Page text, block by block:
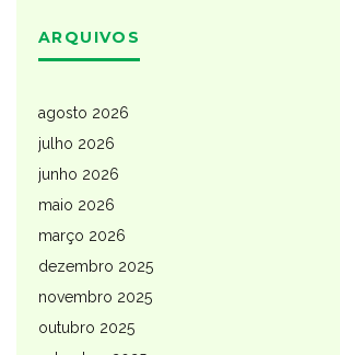
ARQUIVOS
agosto 2026
julho 2026
junho 2026
maio 2026
março 2026
dezembro 2025
novembro 2025
outubro 2025